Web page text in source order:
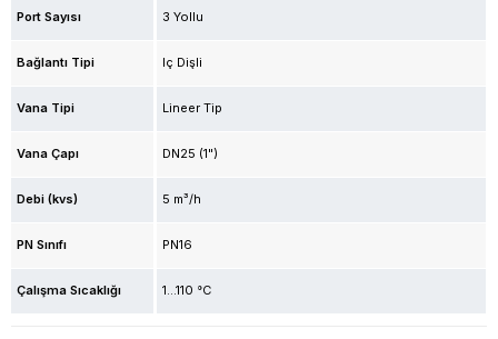
Port Sayısı 3 Yollu
Bağlantı Tipi İç Dişli
Vana Tipi Lineer Tip
Vana Çapı DN25 (1")
Debi (kvs) 5 m³/h
PN Sınıfı PN16
Çalışma Sıcaklığı 1...110 °C